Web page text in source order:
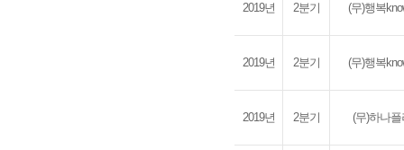
2019년 2분기 (무)행복
2019년 2분기 (무)행복
2019년 2분기 (무)하나